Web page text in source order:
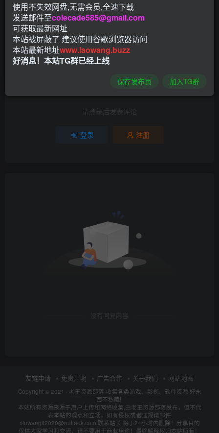
欢迎为他评分
请登录后发表评论
登录 注册
没有回复内容
友链申请 免责声明 广告合作 关于我们 网站地图
Copyright © 2021 · 老王资源部落-收集各类游戏、影视、软件资源,好东
西不私藏!
本站所有资源来源于用户上传和网络收集,由老王资源部落发布，但不代
表本站的观点和立场。如有侵权或者违规请邮件
xiuwangli2020@outlook.com 联系站长 将于24小时内删除！分享目的
仅供大家学习和交流，请不要用于商业用途！最终解释权归本站所有！
使用不失效网盘,无需会员,全速下载
发送邮件至colecade585@gmail.com
可获取最新网址
本站被屏蔽了 建议使用谷歌浏览器访问
本站最新地址www.laowang.buzz
好消息！本站TG群已经上线
保存发布页 加入TG群